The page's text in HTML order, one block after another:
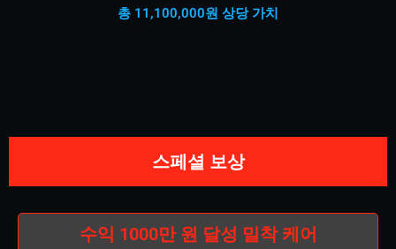
총 11,100,000원 상당 가치
스페셜 보상
수익 1000만 원 달성 밀착 케어